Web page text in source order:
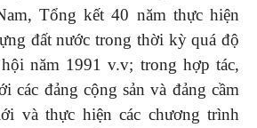
Tổng kết 40 năm thực hiện
đất nước trong thời kỳ quá độ
năm 1991 v.v; trong hợp tác,
các đảng cộng sản và đảng cầm
và thực hiện các chương trình